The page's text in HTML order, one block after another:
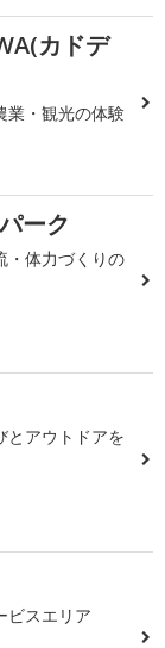
カドデ
業・観光の体験
ーク
・体力づくりの
とアウトドアを
ビスエリア